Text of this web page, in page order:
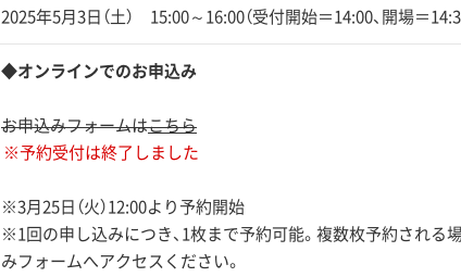
2025年5月3日（土） 15:00～16:00（受付開始＝14:00、開場＝
◆オンラインでのお申込み
お申込みフォームはこちら
※予約受付は終了しました
※3月25日（火）12:00より予約開始
※1回の申し込みにつき、1枚まで予約可能。複数枚予約される
みフォームへアクセスください。